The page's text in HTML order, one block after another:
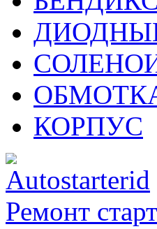
КОРПУС
Ремонт